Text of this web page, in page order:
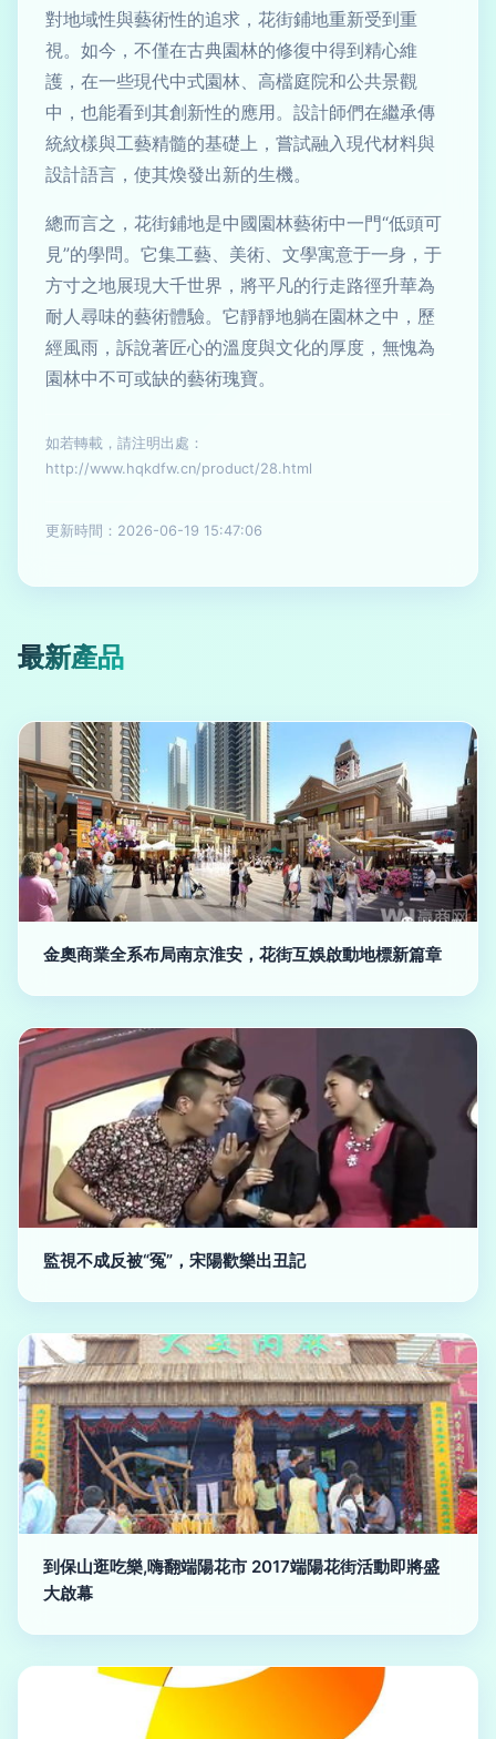
對地域性與藝術性的追求，花街鋪地重新受到重
視。如今，不僅在古典園林的修復中得到精心維
護，在一些現代中式園林、高檔庭院和公共景觀
中，也能看到其創新性的應用。設計師們在繼承傳
統紋樣與工藝精髓的基礎上，嘗試融入現代材料與
設計語言，使其煥發出新的生機。
總而言之，花街鋪地是中國園林藝術中一門“低頭可
見”的學問。它集工藝、美術、文學寓意于一身，于
方寸之地展現大千世界，將平凡的行走路徑升華為
耐人尋味的藝術體驗。它靜靜地躺在園林之中，歷
經風雨，訴說著匠心的溫度與文化的厚度，無愧為
園林中不可或缺的藝術瑰寶。
如若轉載，請注明出處：
http://www.hqkdfw.cn/product/28.html
更新時間：2026-06-19 15:47:06
最新產品
金奧商業全系布局南京淮安，花街互娛啟動地標新篇章
監視不成反被“冤”，宋陽歡樂出丑記
到保山逛吃樂,嗨翻端陽花市 2017端陽花街活動即將盛
大啟幕